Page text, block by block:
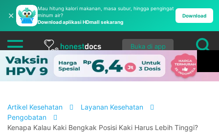
✕
Mau hitung kalori makanan, masa subur, hingga pengingat
minum air?
Download aplikasi HDmall sekarang
Download
Buka di app
Artikel Kesehatan
Layanan Kesehatan
Pengobatan
Kenapa Kalau Kaki Bengkak Posisi Kaki Harus Lebih Tinggi?